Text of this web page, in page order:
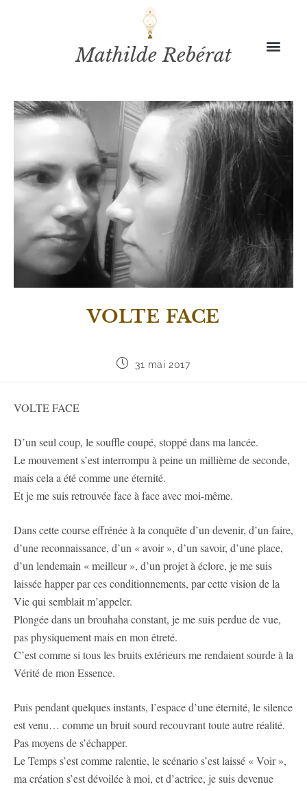
Mathilde Rebérat
VOLTE FACE
31 mai 2017
VOLTE FACE
D’un seul coup, le souffle coupé, stoppé dans ma lancée.
Le mouvement s’est interrompu à peine un millième de seconde,
mais cela a été comme une éternité.
Et je me suis retrouvée face à face avec moi-même.
Dans cette course effrénée à la conquête d’un devenir, d’un faire,
d’une reconnaissance, d’un « avoir », d’un savoir, d’une place,
d’un lendemain « meilleur », d’un projet à éclore, je me suis
laissée happer par ces conditionnements, par cette vision de la
Vie qui semblait m’appeler.
Plongée dans un brouhaha constant, je me suis perdue de vue,
pas physiquement mais en mon êtreté.
C’est comme si tous les bruits extérieurs me rendaient sourde à la
Vérité de mon Essence.
Puis pendant quelques instants, l’espace d’une éternité, le silence
est venu… comme un bruit sourd recouvrant toute autre réalité.
Pas moyens de s’échapper.
Le Temps s’est comme ralentie, le scénario s’est laissé « Voir »,
ma création s’est dévoilée à moi, et d’actrice, je suis devenue